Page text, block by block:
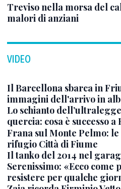
Treviso nella morsa del
malori di anziani
VIDEO
Il Barcellona sbarca in
immagini dell'arrivo in
Lo schianto
quercia: cosa è successo a
Frana sul Monte Pelmo:
rifugio Città di Fiume
Il tanko del 2014 nel
Serenissimo: «Ecco come
resistere per qualche